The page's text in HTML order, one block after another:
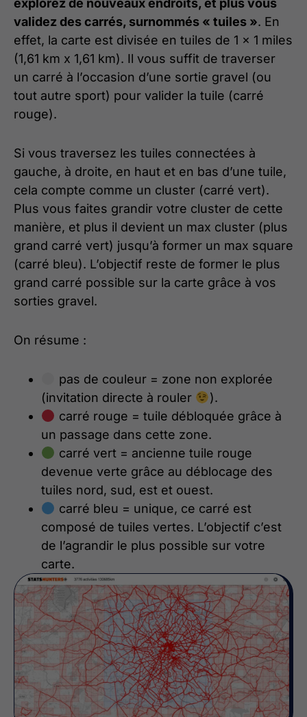
explorez de nouveaux endroits, et plus vous
validez des carrés, surnommés « tuiles ». En
effet, la carte est divisée en tuiles de 1 x 1 miles
(1,61 km x 1,61 km). Il vous suffit de traverser
un carré à l’occasion d’une sortie gravel (ou
tout autre sport) pour valider la tuile (carré
rouge).
Si vous traversez les tuiles connectées à
gauche, à droite, en haut et en bas d’une tuile,
cela compte comme un cluster (carré vert).
Plus vous faites grandir votre cluster de cette
manière, et plus il devient un max cluster (plus
grand carré vert) jusqu’à former un max square
(carré bleu). L’objectif reste de former le plus
grand carré possible sur la carte grâce à vos
sorties gravel.
On résume :
pas de couleur = zone non explorée
(invitation directe à rouler
).
carré rouge = tuile débloquée grâce à
un passage dans cette zone.
carré vert = ancienne tuile rouge
devenue verte grâce au déblocage des
tuiles nord, sud, est et ouest.
carré bleu = unique, ce carré est
composé de tuiles vertes. L’objectif c’est
de l’agrandir le plus possible sur votre
carte.